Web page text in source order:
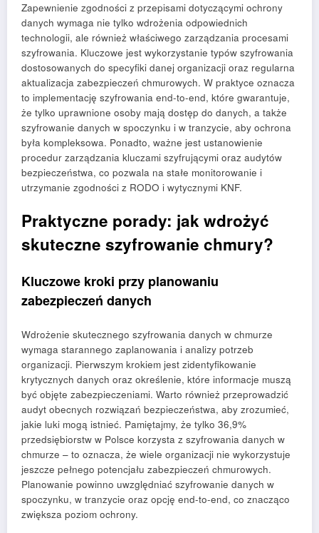
Zapewnienie zgodności z przepisami dotyczącymi ochrony
danych wymaga nie tylko wdrożenia odpowiednich
technologii, ale również właściwego zarządzania procesami
szyfrowania. Kluczowe jest wykorzystanie typów szyfrowania
dostosowanych do specyfiki danej organizacji oraz regularna
aktualizacja zabezpieczeń chmurowych. W praktyce oznacza
to implementację szyfrowania end-to-end, które gwarantuje,
że tylko uprawnione osoby mają dostęp do danych, a także
szyfrowanie danych w spoczynku i w tranzycie, aby ochrona
była kompleksowa. Ponadto, ważne jest ustanowienie
procedur zarządzania kluczami szyfrującymi oraz audytów
bezpieczeństwa, co pozwala na stałe monitorowanie i
utrzymanie zgodności z RODO i wytycznymi KNF.
Praktyczne porady: jak wdrożyć
skuteczne szyfrowanie chmury?
Kluczowe kroki przy planowaniu
zabezpieczeń danych
Wdrożenie skutecznego szyfrowania danych w chmurze
wymaga starannego zaplanowania i analizy potrzeb
organizacji. Pierwszym krokiem jest zidentyfikowanie
krytycznych danych oraz określenie, które informacje muszą
być objęte zabezpieczeniami. Warto również przeprowadzić
audyt obecnych rozwiązań bezpieczeństwa, aby zrozumieć,
jakie luki mogą istnieć. Pamiętajmy, że tylko 36,9%
przedsiębiorstw w Polsce korzysta z szyfrowania danych w
chmurze – to oznacza, że wiele organizacji nie wykorzystuje
jeszcze pełnego potencjału zabezpieczeń chmurowych.
Planowanie powinno uwzględniać szyfrowanie danych w
spoczynku, w tranzycie oraz opcję end-to-end, co znacząco
zwiększa poziom ochrony.